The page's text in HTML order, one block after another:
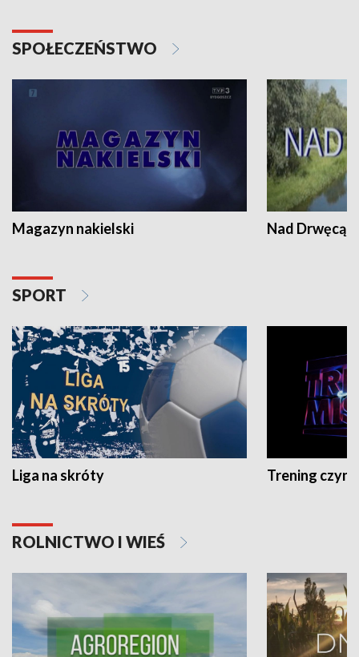
SPOŁECZEŃSTWO
Magazyn nakielski Nad Drwęcą
SPORT
Liga na skróty Trening czyni
ROLNICTWO I WIEŚ